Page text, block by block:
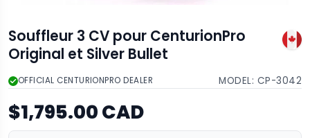
Souffleur 3 CV pour CenturionPro
Original et Silver Bullet
OFFICIAL CENTURIONPRO DEALER MODEL: CP-3042
$1,795.00 CAD